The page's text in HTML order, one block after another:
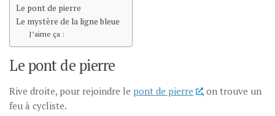
Le pont de pierre
Le mystère de la ligne bleue
J’aime ça :
Le pont de pierre
Rive droite, pour rejoindre le pont de pierre
, on trouve un
feu à cycliste.